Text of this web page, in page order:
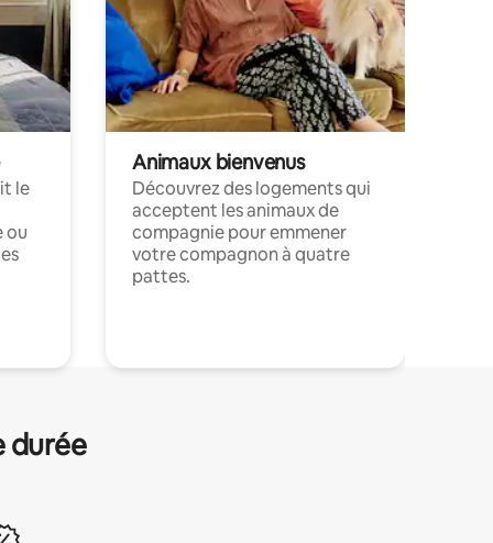
le
ou
Animaux bienvenus
Découvrez des logements qui
acceptent les animaux de
compagnie pour emmener
votre compagnon à quatre
pattes.
durée